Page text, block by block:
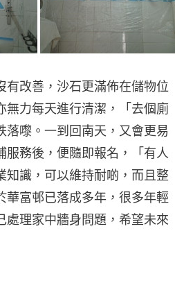
有改善，沙石更滿佈在儲物位
無力每天進行清潔，「去個廁
落嚟。一到回南天，又會更易
服務後，便隨即報名，「有人
知識，可以維持耐啲，而且整
華富邨已落成多年，很多年輕
處理家中牆身問題，希望未來